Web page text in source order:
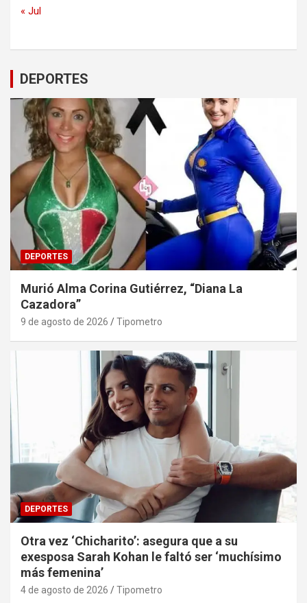
« Jul
DEPORTES
DEPORTES
Murió Alma Corina Gutiérrez, “Diana La
Cazadora”
9 de agosto de 2026 Tipometro
DEPORTES
Otra vez ‘Chicharito’: asegura que a su
exesposa Sarah Kohan le faltó ser ‘muchísimo
más femenina’
4 de agosto de 2026 Tipometro